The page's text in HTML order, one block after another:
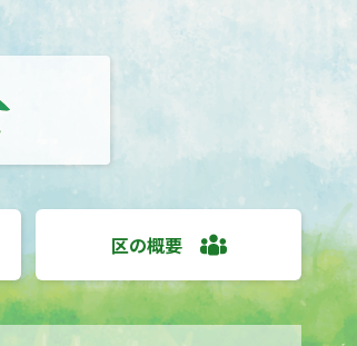
区の概要